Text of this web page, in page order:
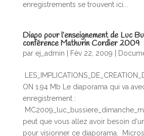
enregistrements se trouvent ici...
Diapo pour l’enseignement de Luc
conférence Mathurin Cordier 2009
par ej_admin Fév 22, 2009
ON 1.94 Mb Le diaporama qui va
enregistrement :
peut que vous allez avoir besoin
pour visionner ce diaporama.